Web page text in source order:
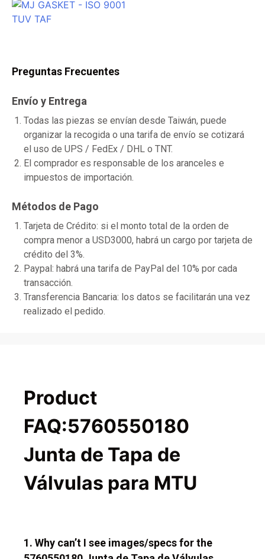
Preguntas Frecuentes
Envío y Entrega
Todas las piezas se envían desde Taiwán, puede
organizar la recogida o una tarifa de envío se cotizará
el uso de UPS / FedEx / DHL o TNT.
El comprador es responsable de los aranceles e
impuestos de importación.
Métodos de Pago
Tarjeta de Crédito: si el monto total de la orden de
compra menor a USD3000, habrá un cargo por tarjeta de
crédito del 3%.
Paypal: habrá una tarifa de PayPal del 10% por cada
transacción.
Transferencia Bancaria: los datos se facilitarán una vez
realizado el pedido.
Product
FAQ:5760550180
Junta de Tapa de
Válvulas para MTU
1. Why can’t I see images/specs for the